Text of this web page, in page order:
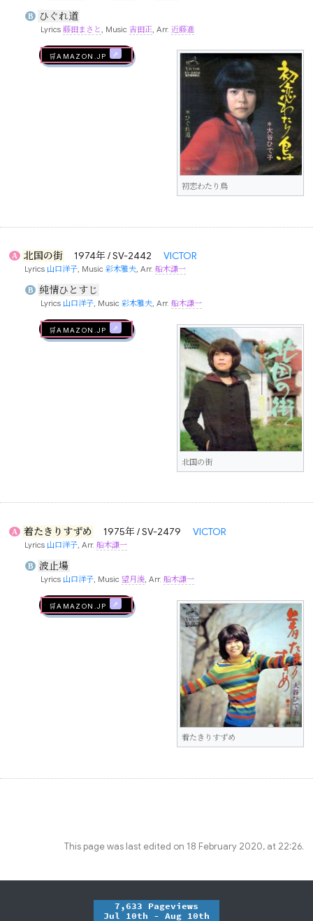
B ひぐれ道
Lyrics 藤田まさと , Music 吉田正 , Arr. 近藤進
初恋わたり鳥
🛒AMAZON.jp
A 北国の街 1974年 / SV-2442 VICTOR
Lyrics 山口洋子, Music彩木雅夫, Arr.船木謙一
B 純情ひとすじ
Lyrics 山口洋子, Music 彩木雅夫, Arr. 船木謙一
北国の街
🛒AMAZON.jp
A 着たきりすずめ 1975年 / SV-2479 VICTOR
Lyrics 山口洋子 , Arr.船木謙一
B 波止場
Lyrics 山口洋子, Music 望月湊, Arr. 船木謙一
着たきりすずめ
🛒AMAZON.jp
This page was last edited on 18 February 2020, at 22:26.